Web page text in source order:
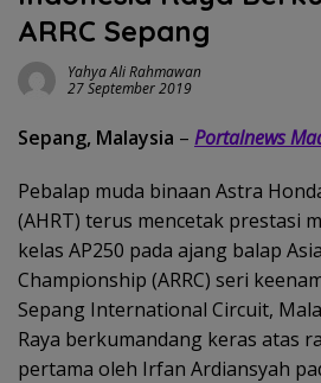
ARRC Sepang
Yahya Ali Rahmawan
27 September 2019
Sepang, Malaysia – Portalnews
Pebalap muda binaan Astra
(AHRT) terus mencetak prestasi
kelas AP250 pada ajang balap
Championship (ARRC) seri
Sepang International Circuit,
Raya berkumandang keras atas
pertama oleh Irfan Ardiansyah